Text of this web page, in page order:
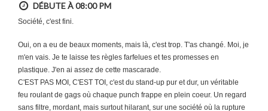
DÉBUTE À 08:00 PM
Société, c'est fini.
Oui, on a eu de beaux moments, mais là, c'est trop. T'as changé. Moi, je
m'en vais. Je te laisse tes règles farfelues et tes promesses en
plastique. J'en ai assez de cette mascarade.
C'EST PAS MOI, C'EST TOI, c'est du stand-up pur et dur, un véritable
feu roulant de gags où chaque punch frappe en plein coeur. Un regard
sans filtre, mordant, mais surtout hilarant, sur une société où la rupture